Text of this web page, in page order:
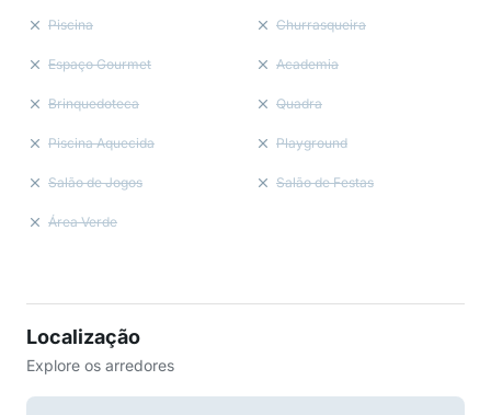
Piscina Churrasqueira
Espaço Gourmet Academia
Brinquedoteca Quadra
Piscina Aquecida Playground
Salão de Jogos Salão de Festas
Área Verde
Localização
Explore os arredores